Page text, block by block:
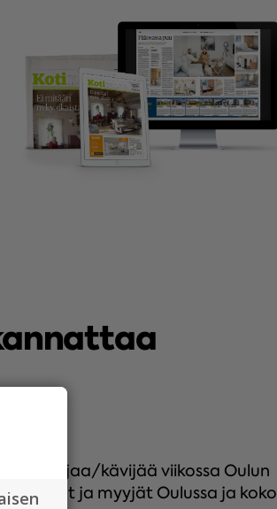
lukijaa/kävijää viikossa Oulun
ostajat ja myyjät Oulussa ja koko